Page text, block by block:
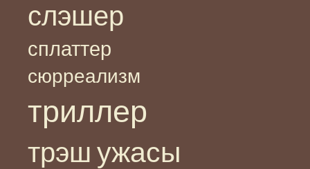
слэшер
сплаттер
сюрреализм
триллер
трэш ужасы